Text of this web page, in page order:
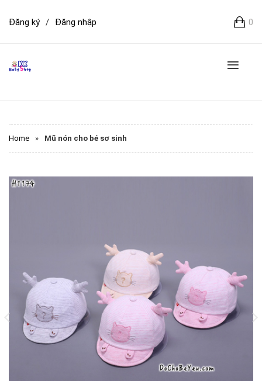
0
Đăng ký / Đăng nhập
Home » Mũ nón cho bé sơ sinh